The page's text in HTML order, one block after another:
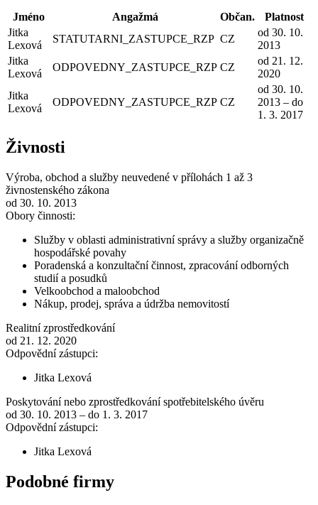
Jméno Angažmá Občan.
Platnost
Jitka
Lexová
STATUTARNI_ZASTUPCE_RZP CZ
od 30. 10.
2013
Jitka
Lexová
ODPOVEDNY_ZASTUPCE_RZP CZ
od 21. 12.
2020
Jitka
Lexová
ODPOVEDNY_ZASTUPCE_RZP CZ
od 30. 10.
2013 – do
1. 3. 2017
Živnosti
Výroba, obchod a služby neuvedené v přílohách 1 až 3
živnostenského zákona
od 30. 10. 2013
Obory činnosti:
Služby v oblasti administrativní správy a služby organizačně
hospodářské povahy
Poradenská a konzultační činnost, zpracování odborných
studií a posudků
Velkoobchod a maloobchod
Nákup, prodej, správa a údržba nemovitostí
Realitní zprostředkování
od 21. 12. 2020
Odpovědní zástupci:
Jitka Lexová
Poskytování nebo zprostředkování spotřebitelského úvěru
od 30. 10. 2013 – do 1. 3. 2017
Odpovědní zástupci:
Jitka Lexová
Podobné firmy